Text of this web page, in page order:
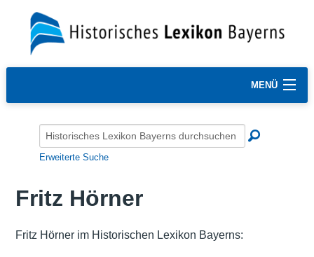
MENÜ
Erweiterte Suche
Fritz Hörner
Fritz Hörner im Historischen Lexikon Bayerns: